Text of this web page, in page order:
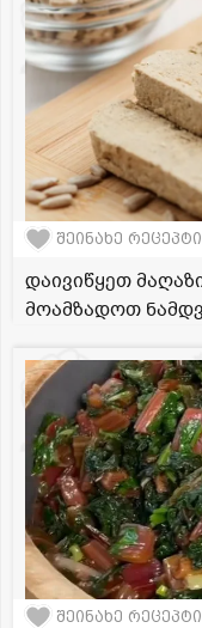
შეინახე რეცეპტი
დაივიწყეთ
მოამზადოთ
შეინახე რეცეპტი